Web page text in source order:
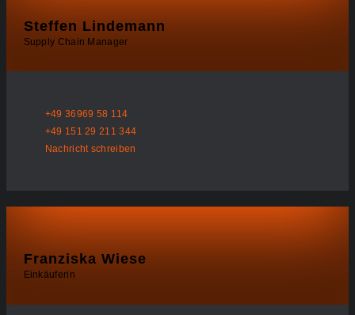
Steffen Lindemann
Supply Chain Manager
+49 36969 58 114
+49 151 29 211 344
Nachricht schreiben
Franziska Wiese
Einkäuferin